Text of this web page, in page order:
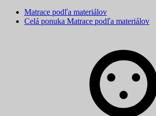
Matrace podľa materiálov
Celá ponuka Matrace podľa materiálov